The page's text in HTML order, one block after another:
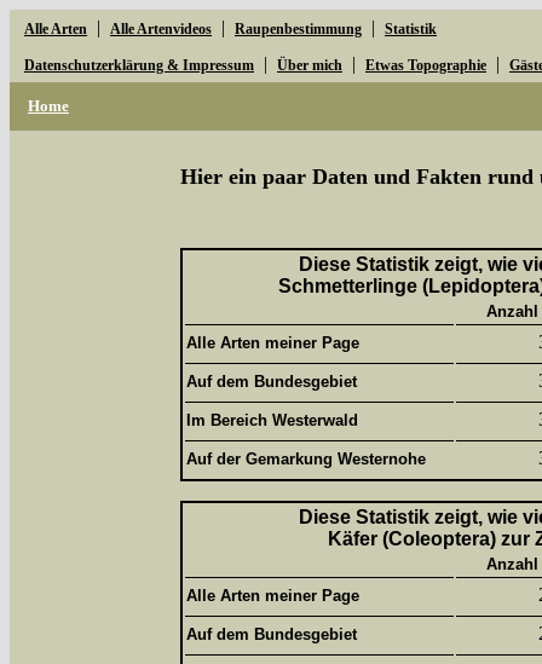
Alle Arten | Alle Artenvideos | Raupenbestimmung | Statistik
Datenschutzerklärung & Impressum | Über mich | Etwas Topographie |
Home
Hier ein paar Daten und Fakten rund
Diese Statistik zeigt, wie
Schmetterlinge
Alle Arten meiner Page
Auf dem Bundesgebiet
Im Bereich Westerwald
Auf der Gemarkung Westernohe
Diese Statistik zeigt, wie
Käfer (Coleoptera) zur
Alle Arten meiner Page
Auf dem Bundesgebiet